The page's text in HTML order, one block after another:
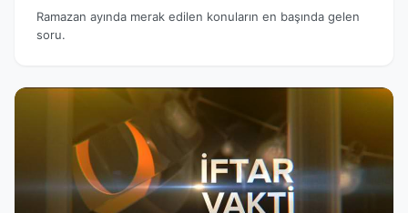
Ramazan ayında merak edilen konuların en başında gelen
soru.